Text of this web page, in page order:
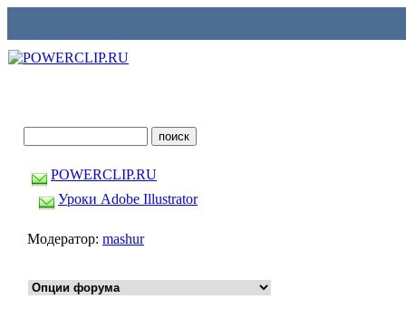
POWERCLIP.RU
Уроки Adobe Illustrator
Модератор: mashur